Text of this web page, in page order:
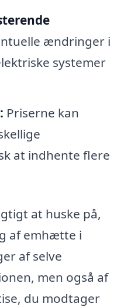
ændringer i
systemer
Priserne kan
at indhente flere
at huske på,
af emhætte i
af selve
men også af
du modtager